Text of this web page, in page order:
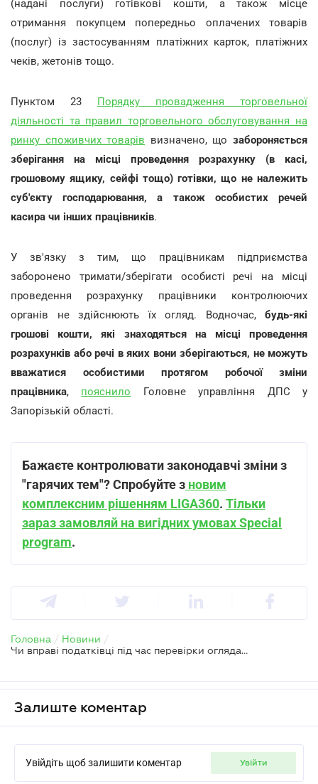
(надані послуги) готівкові кошти, а також місце
отримання покупцем попередньо оплачених товарів
(послуг) із застосуванням платіжних карток, платіжних
чеків, жетонів тощо.
Пунктом 23 Порядку провадження торговельної
діяльності та правил торговельного обслуговування на
ринку споживчих товарів визначено, щозабороняється
зберігання на місці проведення розрахунку (в касі,
грошовому ящику, сейфі тощо) готівки, що не належить
суб'єкту господарювання, а також особистих речей
касира чи інших працівників.
У зв'язку з тим, що працівникам підприємства
заборонено тримати/зберігати особисті речі на місці
проведення розрахунку працівники контролюючих
органів не здійснюють їх огляд. Водночас, будь-які
грошові кошти, які знаходяться на місці проведення
розрахунків або речі в яких вони зберігаються, не можуть
вважатися особистими протягом робочої зміни
працівника, пояснило Головне управління ДПС у
Запорізькій області.
Бажаєте контролювати законодавчі зміни з
"гарячих тем"? Спробуйте з новим
комплексним рішенням LIGA360. Тільки
зараз замовляй на вигідних умовах Special
program.
Головна / Новини /
Чи вправі податківці під час перевірки оглядати особисті речі працівника
Залиште коментар
Увійдіть щоб залишити коментар увійти